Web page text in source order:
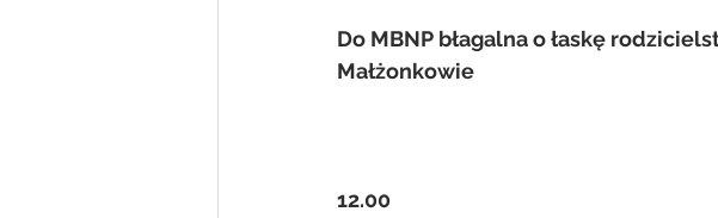
Do MBNP błagalna o łaskę
Małżonkowie
12.00